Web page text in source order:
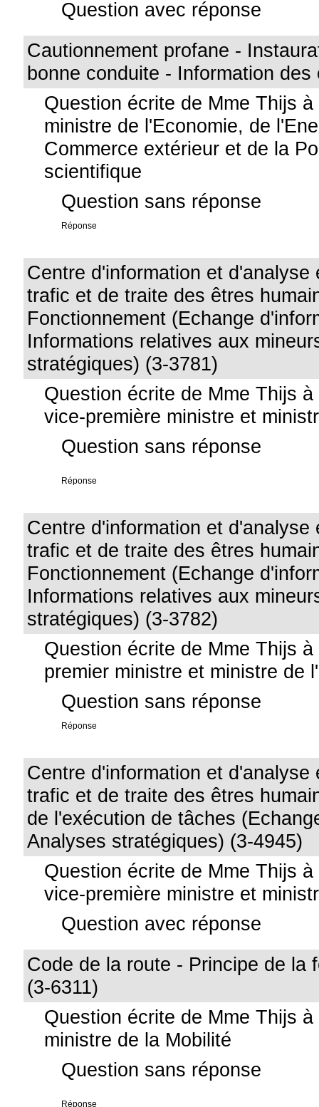
Question avec réponse
Cautionnement profane -
bonne conduite - Information
Question écrite de Mme Thijs
ministre de l'Economie, de
Commerce extérieur et de la
scientifique
Question sans réponse
Réponse
Centre d'information et d'analyse
trafic et de traite des êtres
Fonctionnement (Echange
Informations relatives aux
stratégiques) (3-3781)
Question écrite de Mme Thijs
vice-première ministre et
Question sans réponse
Réponse
Centre d'information et d'analyse
trafic et de traite des êtres
Fonctionnement (Echange
Informations relatives aux
stratégiques) (3-3782)
Question écrite de Mme Thijs
premier ministre et ministre de
Question sans réponse
Réponse
Centre d'information et d'analyse
trafic et de traite des êtres
de l'exécution de tâches
Analyses stratégiques) (3-4945)
Question écrite de Mme Thijs
vice-première ministre et
Question avec réponse
Code de la route - Principe de la
(3-6311)
Question écrite de Mme Thijs
ministre de la Mobilité
Question sans réponse
Réponse